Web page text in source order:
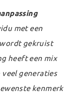
met een
gekruist
heeft een mix
veel generaties
kenmerk